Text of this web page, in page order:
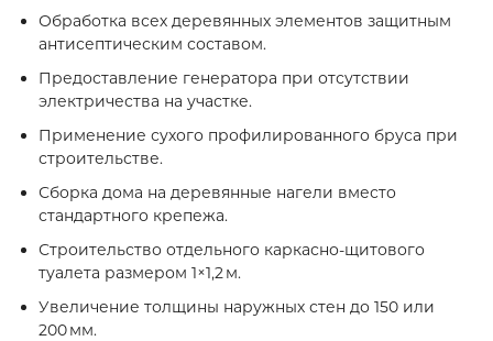
Обработка всех деревянных элементов защитным
антисептическим составом.
Предоставление генератора при отсутствии
электричества на участке.
Применение сухого профилированного бруса при
строительстве.
Сборка дома на деревянные нагели вместо
стандартного крепежа.
Строительство отдельного каркасно‑щитового
туалета размером 1×1,2 м.
Увеличение толщины наружных стен до 150 или
200 мм.